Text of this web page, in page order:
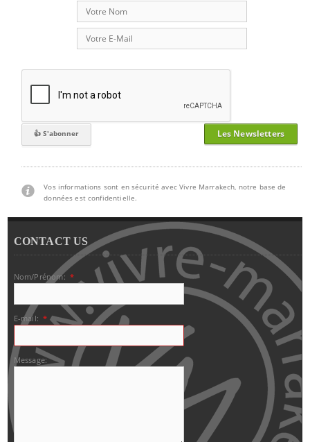
Les Newsletters
Vos informations sont en sécurité avec Vivre Marrakech, notre base de
données est confidentielle.
CONTACT US
Nom/Prénom: *
E-mail: *
Message: